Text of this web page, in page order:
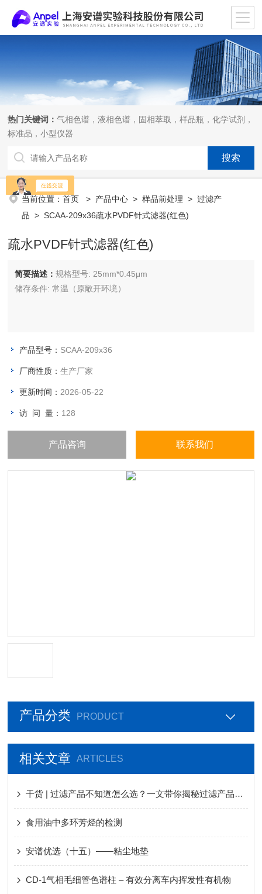
热门关键词：气相色谱，液相色谱，固相萃取，样品瓶，化学试剂，
标准品，小型仪器
当前位置：首页 > 产品中心 >样品前处理 >过滤产
品 > SCAA-209x36疏水PVDF针式滤器(红色)
疏水PVDF针式滤器(红色)
简要描述：规格型号: 25mm*0.45μm
储存条件: 常温（原敞开环境）
产品型号： SCAA-209x36
厂商性质：生产厂家
更新时间： 2026-05-22
访 问 量： 128
产品咨询 联系我们
产品分类 PRODUCT
相关文章 ARTICLES
干货 | 过滤产品不知道怎么选？一文带你揭秘过滤产品常见问题
食用油中多环芳烃的检测
安谱优选（十五）——粘尘地垫
CD-1气相毛细管色谱柱 – 有效分离车内挥发性有机物